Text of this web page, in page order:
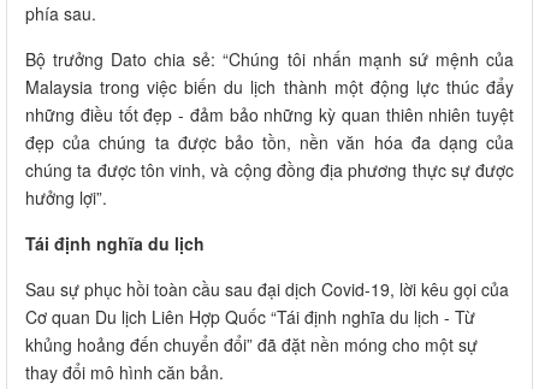
phía sau.
Bộ trưởng Dato chia sẻ: “Chúng tôi nhấn mạnh sứ mệnh của
Malaysia trong việc biến du lịch thành một động lực thúc đẩy
những điều tốt đẹp - đảm bảo những kỳ quan thiên nhiên tuyệt
đẹp của chúng ta được bảo tồn, nền văn hóa đa dạng của
chúng ta được tôn vinh, và cộng đồng địa phương thực sự được
hưởng lợi”.
Tái định nghĩa du lịch
Sau sự phục hồi toàn cầu sau đại dịch Covid-19, lời kêu gọi của
Cơ quan Du lịch Liên Hợp Quốc “Tái định nghĩa du lịch - Từ
khủng hoảng đến chuyển đổi” đã đặt nền móng cho một sự
thay đổi mô hình căn bản.